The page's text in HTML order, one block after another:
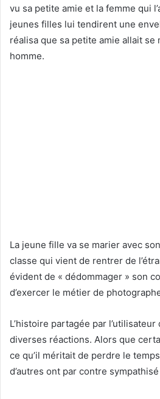
vu sa petite amie et la femme qui
jeunes filles lui tendirent une
réalisa que sa petite amie allait se
homme.
La jeune fille va se marier avec
classe qui vient de rentrer de
évident de « dédommager » son
d’exercer le métier de
L’histoire partagée par
diverses réactions. Alors que
ce qu’il méritait de perdre le
d’autres ont par contre